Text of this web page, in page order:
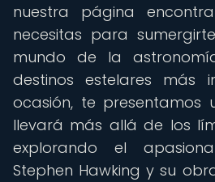
nuestra página
necesitas para
mundo de la
destinos estelares más
ocasión, te presentamos
llevará más allá de los
explorando el
Stephen Hawking y su